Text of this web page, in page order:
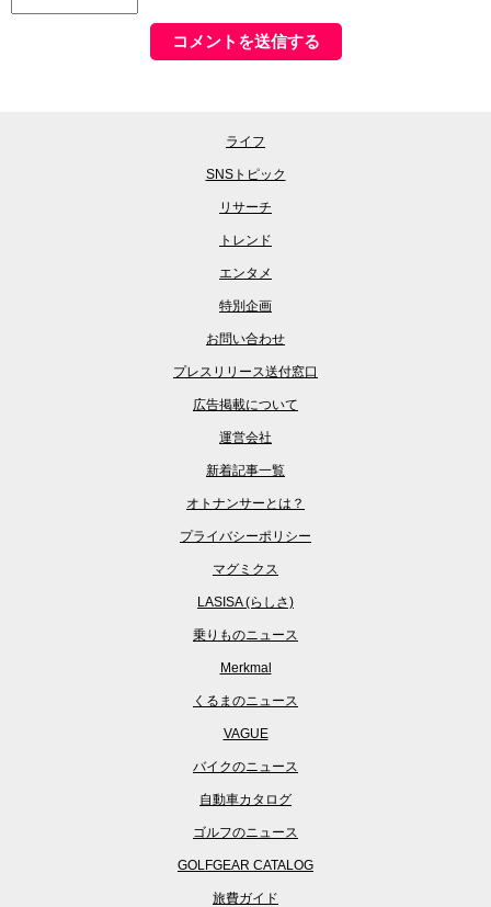
ライフ
SNSトピック
リサーチ
トレンド
エンタメ
特別企画
お問い合わせ
プレスリリース送付窓口
広告掲載について
運営会社
新着記事一覧
オトナンサーとは？
プライバシーポリシー
マグミクス
LASISA (らしさ)
乗りものニュース
Merkmal
くるまのニュース
VAGUE
バイクのニュース
自動車カタログ
ゴルフのニュース
GOLFGEAR CATALOG
旅費ガイド